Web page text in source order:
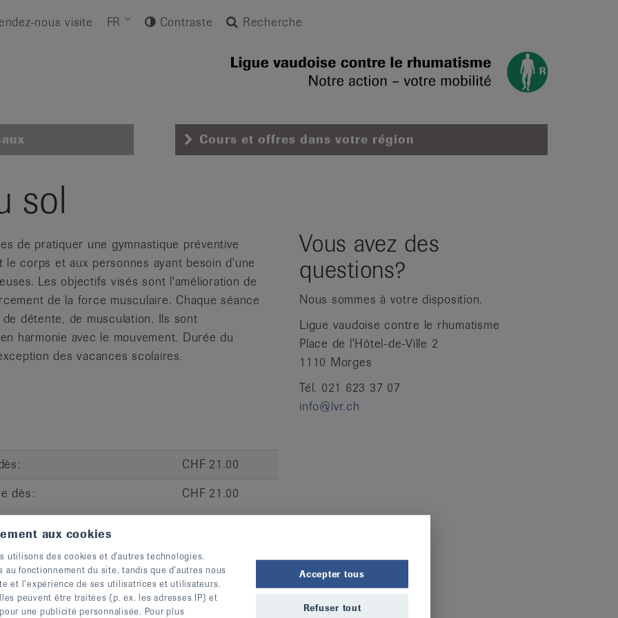
nous visite FR Contraste Recherche
Cours et offres dans votre région
sol
de pratiquer une gymnastique préventive
corps et aux personnes ayant besoin d'une
Les objectifs visés sont l'amélioration de
de la force musculaire. Chaque séance
détente, de musculation. Ils sont
harmonie avec le mouvement. Durée du
des vacances scolaires.
CHF 21.00
dès:
CHF 21.00
CP
Lieu
- Rue
1003 Lausanne S’inscrire
Vous avez des
questions?
Nous sommes à votre disposition.
Ligue vaudoise contre le rhumatisme
Place de l'Hôtel-de-Ville 2
1110 Morges
Tél. 021 623 37 07
info@lvr.ch
aux cookies
utilisons des cookies et d’autres technologies.
fonctionnement du site, tandis que d’autres nous
et l’expérience de ses utilisatrices et utilisateurs.
peuvent être traitées (p. ex. les adresses IP) et
une publicité personnalisée. Pour plus
Accepter tous
Refuser tout